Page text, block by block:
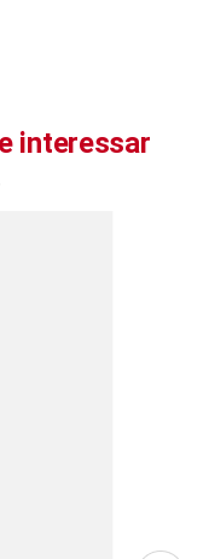
interessar